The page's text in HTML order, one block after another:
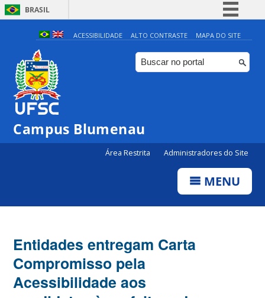
BRASIL
Simplifique!
Comunica BR
Participe
ACESSIBILIDADE ALTO CONTRASTE MAPA DO SITE
Campus Blumenau
Área Restrita Administradores do Site
MENU
Entidades entregam Carta
Compromisso pela
Acessibilidade aos